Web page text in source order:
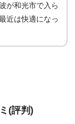
が和光市で入ら
近は快適になっ
(評判)